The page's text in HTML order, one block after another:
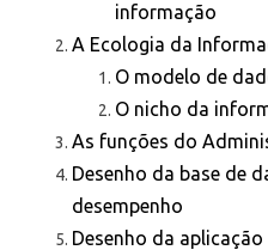
informação
A Ecologia da
O modelo de
O nicho da
As funções do
Desenho da base de
desempenho
Desenho da aplicação